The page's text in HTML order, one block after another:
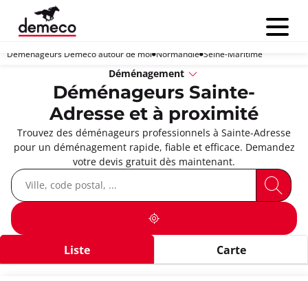
Menu
Déménageurs Demeco autour de moi Normandie Seine-Maritime
Déménagement
Déménageurs Sainte-
Adresse et à proximité
Trouvez des déménageurs professionnels à Sainte-Adresse
pour un déménagement rapide, fiable et efficace. Demandez
votre devis gratuit dès maintenant.
Liste Carte